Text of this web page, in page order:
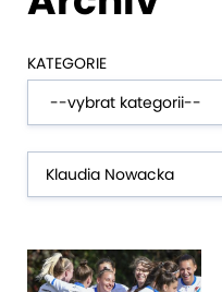
KATEGORIE